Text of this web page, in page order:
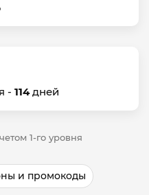
- 114дней
1-го уровня
и промокоды